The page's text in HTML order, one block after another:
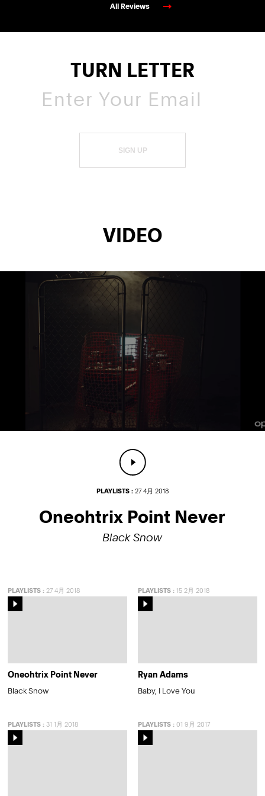
All Reviews
TURN LETTER
SIGN UP
VIDEO
PLAYLISTS :27 4月 2018
Oneohtrix Point Never
Black Snow
PLAYLISTS : 27 4月 2018
Oneohtrix Point Never
Black Snow
PLAYLISTS:15 2月 2018
Ryan Adams
Baby, I Love You
PLAYLISTS : 31 1月 2018 PLAYLISTS:01 9月 2017